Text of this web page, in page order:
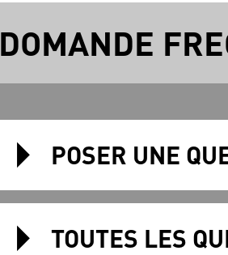
DOMANDE
POSER UNE
TOUTES LES